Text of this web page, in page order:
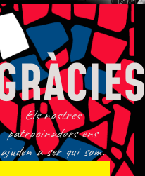
Els nostres
patrocinadors ens
ajuden a ser qui som.